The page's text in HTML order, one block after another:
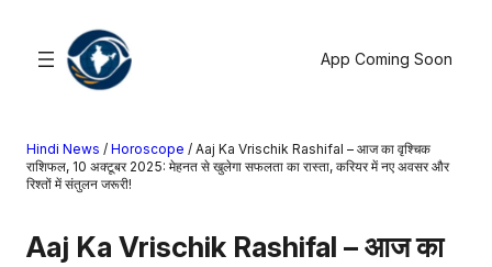
खोजें
खेल
App Coming Soon
Hindi News / Horoscope / Aaj Ka Vrischik Rashifal – आज का वृश्चिक
राशिफल, 10 अक्टूबर 2025: मेहनत से खुलेगा सफलता का रास्ता, करियर में नए अवसर और
रिश्तों में संतुलन जरूरी!
Aaj Ka Vrischik Rashifal – आज का